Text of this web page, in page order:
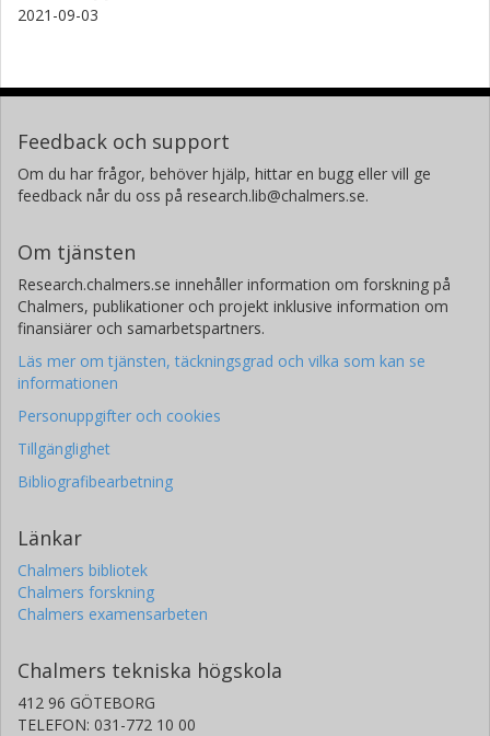
2021-09-03
Feedback och support
Om du har frågor, behöver hjälp, hittar en bugg eller vill ge
feedback når du oss på research.lib@chalmers.se.
Om tjänsten
Research.chalmers.se innehåller information om forskning på
Chalmers, publikationer och projekt inklusive information om
finansiärer och samarbetspartners.
Läs mer om tjänsten, täckningsgrad och vilka som kan se
informationen
Personuppgifter och cookies
Tillgänglighet
Bibliografibearbetning
Länkar
Chalmers bibliotek
Chalmers forskning
Chalmers examensarbeten
Chalmers tekniska högskola
412 96 GÖTEBORG
TELEFON: 031-772 10 00